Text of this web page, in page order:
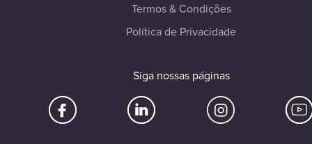
Termos & Condições
Política de Privacidade
Siga nossas páginas